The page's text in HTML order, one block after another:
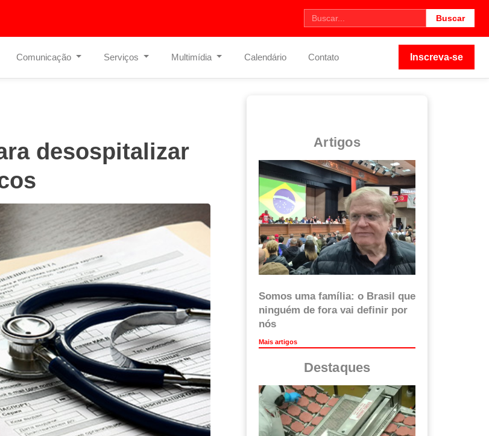
Buscar
Comunicação Serviços Multimídia Calendário Contato Inscreva-se
desospitalizar
Artigos
Somos uma família: o Brasil que
ninguém de fora vai definir por
nós
Mais artigos
Destaques